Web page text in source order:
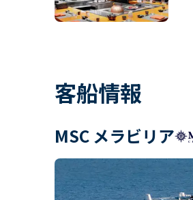
客船情報
MSC メラビリア